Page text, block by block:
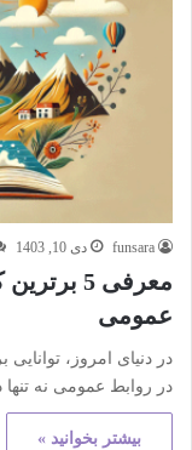
funsara دی 10, 1403
معرفی 5
عمومی
در دنیای امروز،
در روابط عمومی نه
بیشتر بخوانید »